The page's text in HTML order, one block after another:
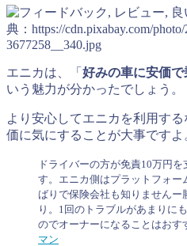
典：https://cdn.pixabay.com/
3677258__340.jpg
エニカは、「 好みの車に安価で
いう魅力が分かったでしょう。
より安心してエニカを利用す
価に気にすることが大事ですよ
ドライバーの方が免責10万円
す。エニカ側はプラットフォー
ばりで保険会社も知りません
り。1回のトラブルがあまりに
のでオーナーになることはおす
マン